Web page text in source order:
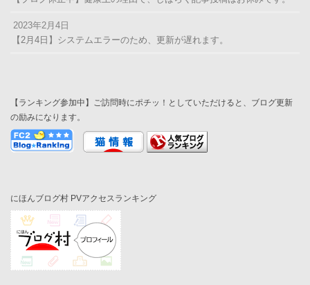
2023年2月4日
【2月4日】システムエラーのため、更新が遅れます。
【ランキング参加中】ご訪問時にポチッ！としていただけると、ブログ更新
の励みになります。
にほんブログ村 PVアクセスランキング